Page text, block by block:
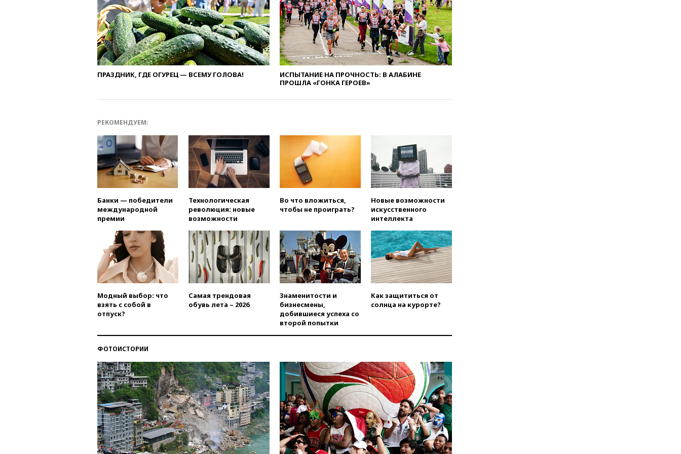
03:16Трамп заявил, что
предпочел бы соглашение с
Ираном
02:06Лантратова: судьба
сотни жителей Курской
области все еще неизвестна
01:10МИД РФ: ЕС пытается
ресурс для Украины
после последней операции
вчера, 23:35
Российского
историка Артема Кирпиченка
арестовали в Израиле
вчера, 23:23«Спартак»
Кубке России
вчера, 23:00 Пост Дмитриева в
X о миграционном кризисе в
Сеуте набрал миллион
просмотров
вчера, 22:49Минпромторг:
банкротство «Кванта» не
означает прекращения
вчера, 22:35
Оренбургской области
доходы российского бюджета
вчера, 22:15Аксаков: ЦБ
согласовал первый стандарт
исламского банкинга
вчера, 21:43Организаторы
«Интервидения»
подтвердили, что конкурс
пройдет в Саудовской Аравии
ПРАЗДНИК, ГДЕ ОГУРЕЦ — ВСЕМУ ГОЛОВА!
ИСПЫТАНИЕ НА ПРОЧНОСТЬ: В АЛАБИНЕ
ПРОШЛА «ГОНКА ГЕРОЕВ»
РЕКОМЕНДУЕМ:
Банки — победители
международной
премии
Технологическая
революция: новые
возможности
Во что вложиться,
чтобы не проиграть?
Новые возможности
искусственного
интеллекта
Модный выбор: что
взять с собой в
отпуск?
Самая трендовая
обувь лета – 2026
Знаменитости и
бизнесмены,
добившиеся успеха со
второй попытки
Как защититься от
солнца на курорте?
ФОТОИСТОРИИ